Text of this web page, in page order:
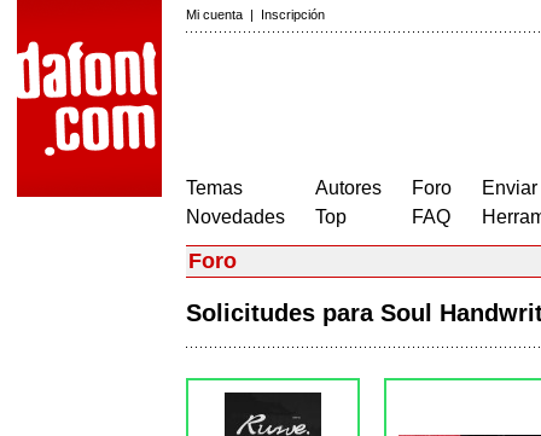
Mi cuenta | Inscripción
Temas
Novedades
Autores
Top
Foro
FAQ
Foro
Solicitudes para Soul